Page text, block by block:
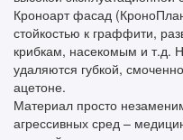
Кроноарт фасад
стойкостью к граффити,
крибкам, насекомым и т.д.
удаляются губкой,
ацетоне.
Материал просто
агрессивных сред –